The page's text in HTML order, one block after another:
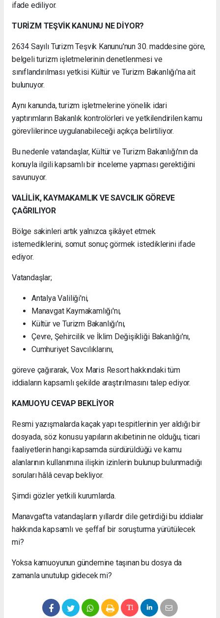
ifade ediliyor.
TURİZM TEŞVİK KANUNU NE DİYOR?
2634 Sayılı Turizm Teşvik Kanunu'nun 30. maddesine göre,
belgeli turizm işletmelerinin denetlenmesi ve
sınıflandırılması yetkisi Kültür ve Turizm Bakanlığı'na ait
bulunuyor.
Aynı kanunda, turizm işletmelerine yönelik idari
yaptırımların Bakanlık kontrolörleri ve yetkilendirilen kamu
görevlilerince uygulanabileceği açıkça belirtiliyor.
Bu nedenle vatandaşlar, Kültür ve Turizm Bakanlığı'nın da
konuyla ilgili kapsamlı bir inceleme yapması gerektiğini
savunuyor.
VALİLİK, KAYMAKAMLIK VE SAVCILIK GÖREVE
ÇAĞRILIYOR
Bölge sakinleri artık yalnızca şikâyet etmek
istemediklerini, somut sonuç görmek istediklerini ifade
ediyor.
Vatandaşlar;
Antalya Valiliği'ni,
Manavgat Kaymakamlığı'nı,
Kültür ve Turizm Bakanlığı'nı,
Çevre, Şehircilik ve İklim Değişikliği Bakanlığı'nı,
Cumhuriyet Savcılıklarını,
göreve çağırarak, Vox Maris Resort hakkındaki tüm
iddiaların kapsamlı şekilde araştırılmasını talep ediyor.
KAMUOYU CEVAP BEKLİYOR
Resmi yazışmalarda kaçak yapı tespitlerinin yer aldığı bir
dosyada, söz konusu yapıların akıbetinin ne olduğu, ticari
faaliyetlerin hangi kapsamda sürdürüldüğü ve kamu
alanlarının kullanımına ilişkin izinlerin bulunup bulunmadığı
soruları hâlâ cevap bekliyor.
Şimdi gözler yetkili kurumlarda.
Manavgat'ta vatandaşların yıllardır dile getirdiği bu iddialar
hakkında kapsamlı ve şeffaf bir soruşturma yürütülecek
mi?
Yoksa kamuoyunun gündemine taşınan bu dosya da
zamanla unutulup gidecek mi?